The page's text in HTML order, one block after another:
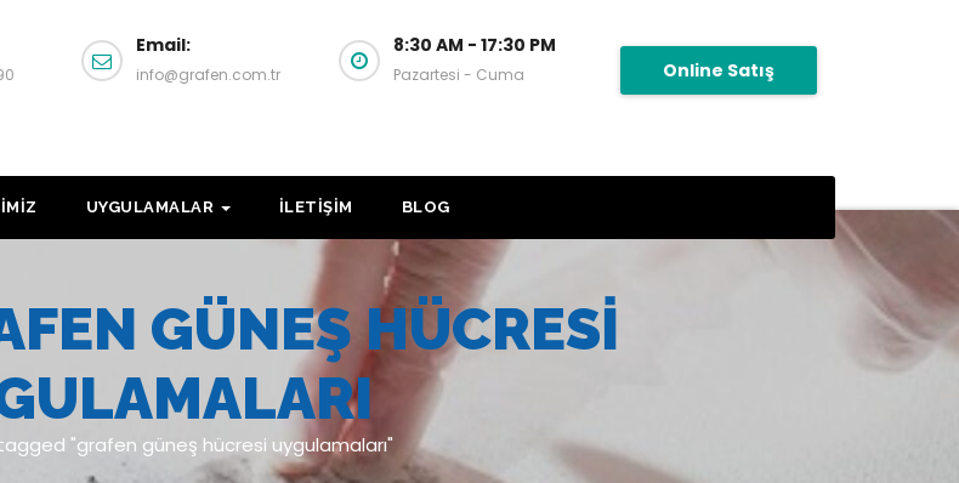
Email:
info@grafen.com.tr
8:30 AM - 17:30 PM
Pazartesi - Cuma Online Satış
UYGULAMALAR İLETİŞİM BLOG
GÜNEŞ HÜCRESI
"grafen güneş hücresi uygulamaları"